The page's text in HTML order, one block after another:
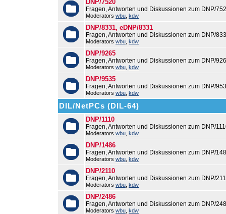
DNP/7520
Fragen, Antworten und Diskussionen zum DNP/
Moderators wbu kdw
DNP/8331, eDNP/8331
Fragen, Antworten und Diskussionen zum DNP/
Moderators wbu kdw
DNP/9265
Fragen, Antworten und Diskussionen zum DNP/
Moderators wbu kdw
DNP/9535
Fragen, Antworten und Diskussionen zum DNP/
Moderators wbu kdw
DIL/NetPCs (DIL-64)
DNP/1110
Fragen, Antworten und Diskussionen zum DNP/
Moderators wbu kdw
DNP/1486
Fragen, Antworten und Diskussionen zum DNP/
Moderators wbu kdw
DNP/2110
Fragen, Antworten und Diskussionen zum DNP/
Moderators wbu kdw
DNP/2486
Fragen, Antworten und Diskussionen zum DNP/
Moderators wbu kdw